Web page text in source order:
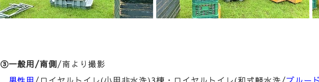
③一般用/南側/南より撮影